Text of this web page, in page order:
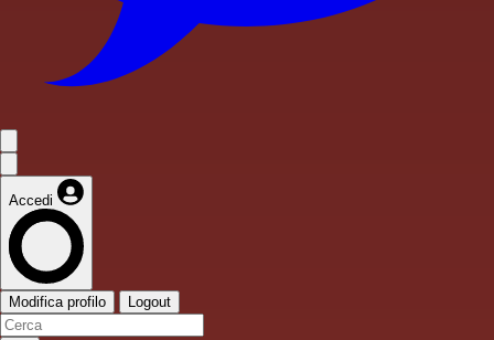
Accedi
Modifica profilo Logout